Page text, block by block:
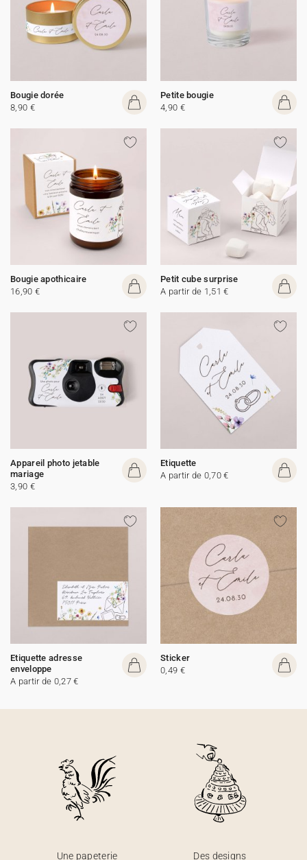
Bougie dorée
8,90 €
Petite bougie
4,90 €
Bougie apothicaire
16,90 €
Petit cube surprise
A partir de 1,51 €
Appareil photo jetable
mariage
3,90 €
Etiquette
A partir de 0,70 €
Etiquette adresse
enveloppe
A partir de 0,27 €
Sticker
0,49 €
Une papeterie
Des designs